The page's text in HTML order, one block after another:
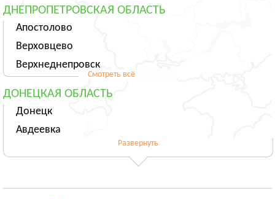
ДНЕПРОПЕТРОВСКАЯ ОБЛАСТЬ
Апостолово
Верховцево
Верхнеднепровск
Смотреть всё
ДОНЕЦКАЯ ОБЛАСТЬ
Донецк
Авдеевка
Смотреть всё
Развернуть